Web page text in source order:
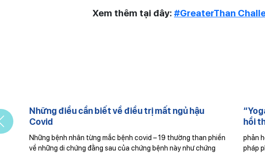
Xem thêm tại đây: #GreaterThan
Những điều cần biết về điều trị mất ngủ hậu
Covid
Những bệnh nhân từng mắc bệnh covid – 19 thường than phiền
về những di chứng đằng sau của chứng bệnh này như chứng
“Yoga
hồi
phản hồi
pháp